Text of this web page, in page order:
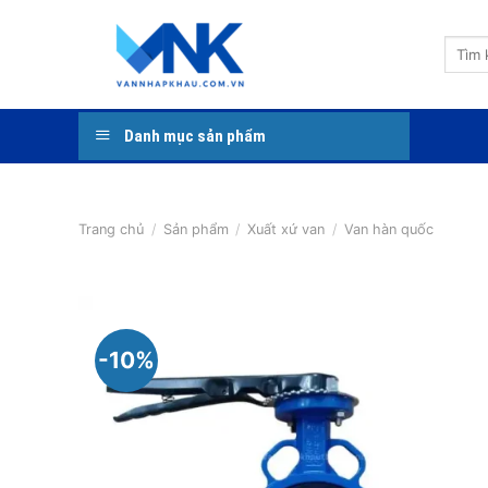
Tìm
Danh mục sản phẩm
Trang chủ / Sản phẩm / Xuất xứ van / Van hàn quốc
-10%